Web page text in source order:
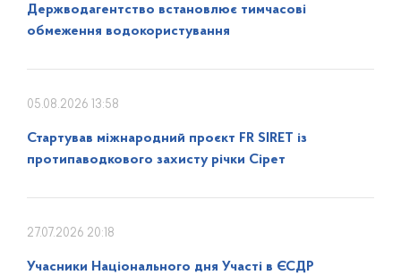
Держводагентство встановлює тимчасові
обмеження водокористування
05.08.2026 13:58
Стартував міжнародний проєкт FR SIRET із
протипаводкового захисту річки Сірет
27.07.2026 20:18
Учасники Національного дня Участі в ЄСДР